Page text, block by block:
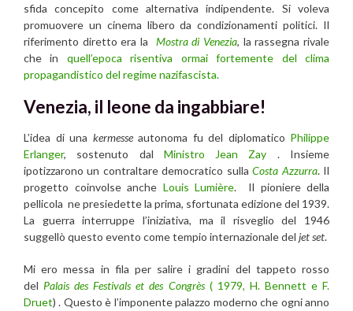
sfida concepito come alternativa indipendente. Si voleva
promuovere un cinema libero da condizionamenti politici. Il
riferimento diretto era la Mostra di Venezia, la rassegna rivale
che in quell’epoca risentiva ormai fortemente del clima
propagandistico del regime nazifascista.
Venezia, il leone da ingabbiare!
L’idea di una kermesseautonoma fu del diplomatico Philippe
Erlanger, sostenuto dal Ministro Jean Zay . Insieme
ipotizzarono un contraltare democratico sullaCosta Azzurra. Il
progetto coinvolse anche Louis Lumière. Il pioniere della
pellicola ne presiedette la prima, sfortunata edizione del 1939.
La guerra interruppe l’iniziativa, ma il risveglio del 1946
suggellò questo evento come tempio internazionale del jet set.
Mi ero messa in fila per salire i gradini del tappeto rosso
del Palais des Festivals et des Congrès ( 1979, H. Bennett e F.
Druet) . Questo è l’imponente palazzo moderno che ogni anno